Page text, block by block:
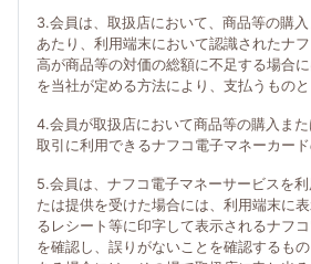
3.会員は、取扱店において、商品等の購
あたり、利用端末において認識されたナ
高が商品等の対価の総額に不足する場合
を当社が定める方法により、支払うものと
4.会員が取扱店において商品等の購入ま
取引に利用できるナフコ電子マネーカード
5.会員は、ナフコ電子マネーサービスを
たは提供を受けた場合には、利用端末に
るレシート等に印字して表示されるナフ
を確認し、誤りがないことを確認するも